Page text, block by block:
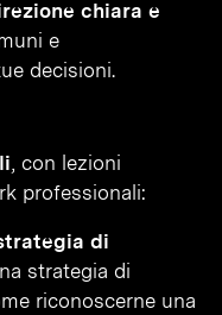
chiara e
e
decisioni.
, con lezioni
professionali:
di
strategia di
riconoscerne una